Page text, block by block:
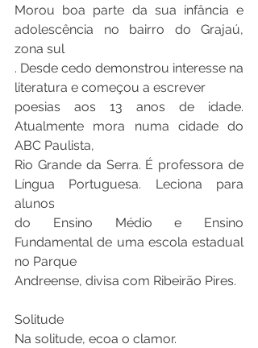
Morou boa parte da sua infância e
adolescência no bairro do Grajaú,
zona sul
. Desde cedo demonstrou interesse na
literatura e começou a escrever
poesias aos 13 anos de idade.
Atualmente mora numa cidade do
ABC Paulista,
Rio Grande da Serra. É professora de
Língua Portuguesa. Leciona para
alunos
do Ensino Médio e Ensino
Fundamental de uma escola estadual
no Parque
Andreense, divisa com Ribeirão Pires.
Solitude
Na solitude, ecoa o clamor.